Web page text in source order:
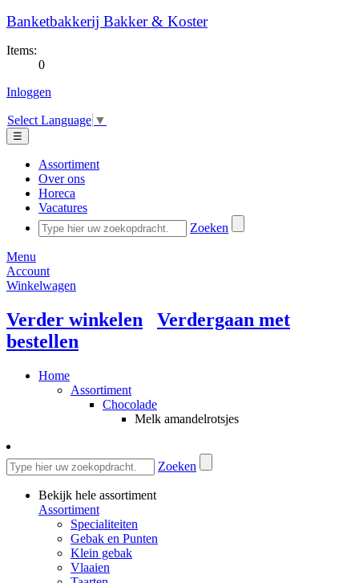
Banketbakkerij Bakker & Koster
Items:
0
Inloggen
Select Language ▼
☰
Assortiment
Over ons
Horeca
Vacatures
Zoeken
Menu
Account
Winkelwagen
Verder winkelen
Verdergaan met
bestellen
Home
Assortiment
Chocolade
Melk amandelrotsjes
Zoeken
Bekijk hele assortiment
Assortiment
Specialiteiten
Gebak en Punten
Klein gebak
Vlaaien